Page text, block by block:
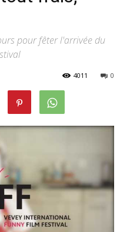
pour fêter l'arrivée du
0
4011